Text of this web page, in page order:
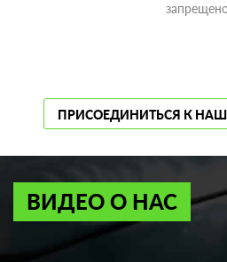
ПРИСОЕДИНИТЬСЯ К
ВИДЕО О НАС